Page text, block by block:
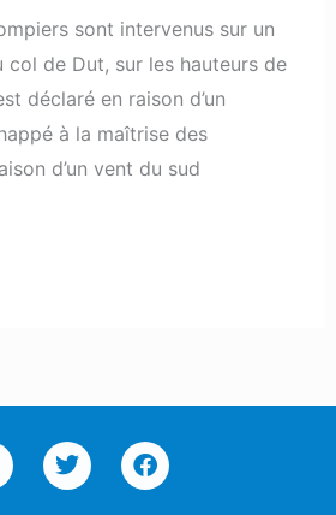
sont intervenus sur un
col de Dut, sur les hauteurs de
déclaré en raison d’un
à la maîtrise des
d’un vent du sud
T
w
F
a